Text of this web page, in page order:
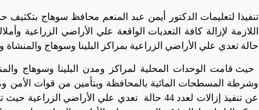
تنفيذا لتعليمات الدكتور أيمن عبد المنعم محافظ سوهاج بتكثيف
حالة تعدي علي الأراضي الزراعية بمراكز البلينا وسوهاج والمنشاة
حيث قامت الوحدات المحلية لمراكز ومدن البلينا وسوهاج
وشرطة المسطحات المائية بالمحافظة وبتأمين من قوات الأمن
عن تنفيذ إزالات لعدد 44 حالة